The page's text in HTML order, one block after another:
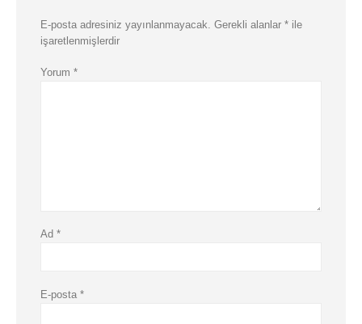
E-posta adresiniz yayınlanmayacak. Gerekli alanlar * ile
işaretlenmişlerdir
Yorum *
Ad *
E-posta *